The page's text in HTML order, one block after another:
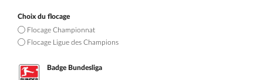
Choix du flocage
Flocage Championnat
Flocage Ligue des Champions
Badge Bundesliga